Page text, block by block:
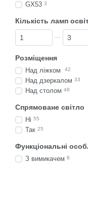
GX53 3
Кількість ламп
Від Кількість ламп
До Кількість ламп
Розміщення
Над ліжком 42
Над дзеркалом 33
Над столом 48
Спрямоване світло
Ні 55
Так 25
Функціональні
З вимикачем 8